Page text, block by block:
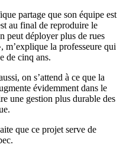
partage que son équipe est
au final de reproduire le
peut déployer plus de rues
m’explique la professeure qui
de cinq ans.
on s’attend à ce que la
évidemment dans le
une gestion plus durable des
que ce projet serve de